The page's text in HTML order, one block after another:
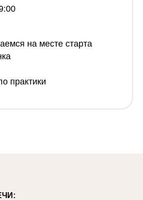
на месте старта
практики